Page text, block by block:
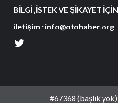
BİLGİ ,İSTEK VE ŞİKAYET İÇİN
iletişim : info@otohaber.org
#67368 (başlık yok)